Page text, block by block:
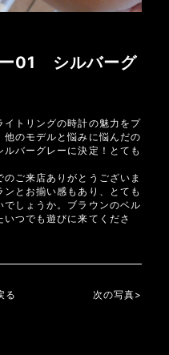
01 シルバーグ
イトリングの時計の魅力をプ
のモデルと悩みに悩んだの
バーグレーに決定！とても
のご来店ありがとうございま
とお揃い感もあり、とても
しょうか。ブラウンのベル
いつでも遊びに来てくださ
る 次の写真>